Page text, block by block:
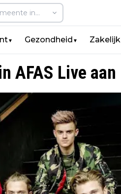
▼ Gezondheid ▼ Zakelijk
AFAS Live aan